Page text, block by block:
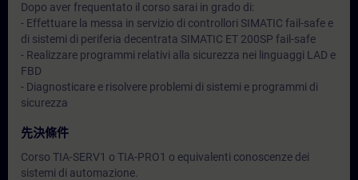
Dopo aver frequentato il corso sarai in grado di:
- Effettuare la messa in servizio di controllori SIMATIC fail-safe e
di sistemi di periferia decentrata SIMATIC ET 200SP fail-safe
- Realizzare programmi relativi alla sicurezza nei linguaggi LAD e
FBD
- Diagnosticare e risolvere problemi di sistemi e programmi di
sicurezza
先決條件
Corso TIA-SERV1 o TIA-PRO1 o equivalenti conoscenze dei
sistemi di automazione.